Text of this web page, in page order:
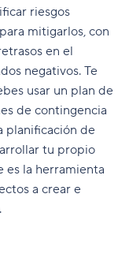
riesgos
mitigarlos, con
en el
negativos. Te
usar un plan de
de contingencia
planificación de
tu propio
es la herramienta
a crear e